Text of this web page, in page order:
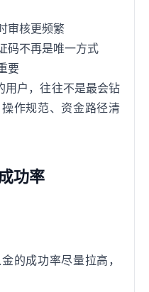
审核更频繁
码不再是唯一方式
要
用户，往往不是最会钻
作规范、资金路径清
功率
的成功率尽量拉高，